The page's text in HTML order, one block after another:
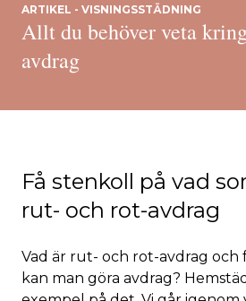
Få stenkoll på vad
rut- och rot-avdrag
Vad är rut- och rot-avdrag och
kan man göra avdrag?
ARTIKEL - VISNINGSSTÄDNING
Allt du behöver veta
avdrag